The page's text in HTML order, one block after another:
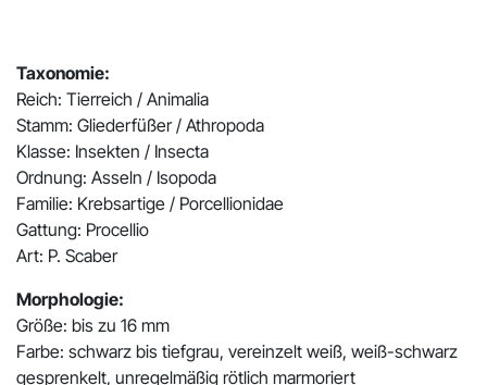
Taxonomie:
Reich: Tierreich / Animalia
Stamm: Gliederfüßer / Athropoda
Klasse: Insekten / Insecta
Ordnung: Asseln / Isopoda
Familie: Krebsartige / Porcellionidae
Gattung: Procellio
Art: P. Scaber
Morphologie:
Größe: bis zu 16 mm
Farbe: schwarz bis tiefgrau, vereinzelt weiß, weiß-schwarz
gesprenkelt, unregelmäßig rötlich marmoriert